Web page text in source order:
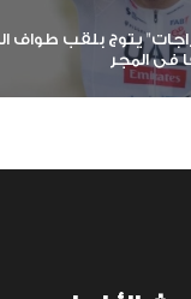
في المجر